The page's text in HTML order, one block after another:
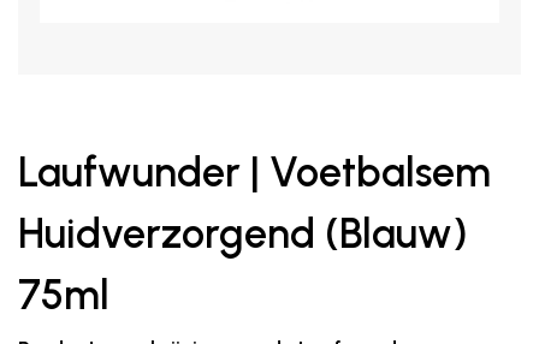
Laufwunder | Voetbalsem
Huidverzorgend (Blauw)
75ml